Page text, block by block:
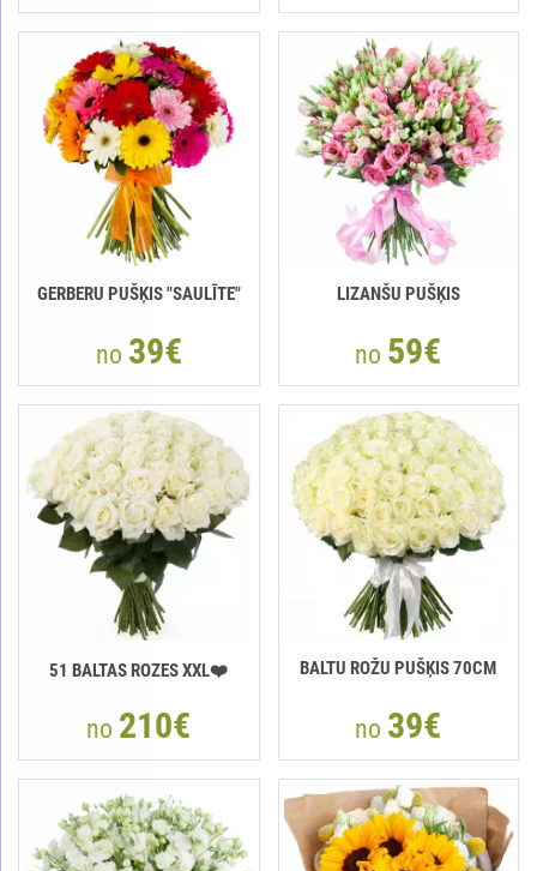
GERBERU PUŠĶIS "SAULĪTE"
no 39€
LIZANŠU PUŠĶIS
no 59€
51 BALTAS ROZES XXL❤️
no 210€
BALTU ROŽU PUŠĶIS 70CM
no 39€